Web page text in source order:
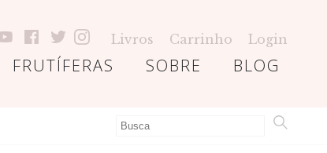
Livros Carrinho Login
BLOG
SOBRE
FRUTÍFERAS